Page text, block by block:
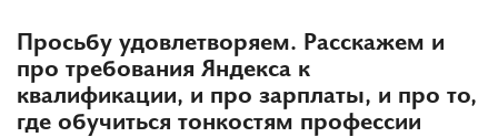
Просьбу удовлетворяем. Расскажем и
про требования Яндекса к
квалификации, и про зарплаты, и про то,
где обучиться тонкостям профессии